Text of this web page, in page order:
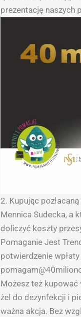
prezentację naszych
2. Kupując
Mennica Sudecka, a
doliczyć koszty
Pomaganie Jest
potwierdzenie
Możesz też kupować
żel do dezynfekcji i
ważna akcja. Bez